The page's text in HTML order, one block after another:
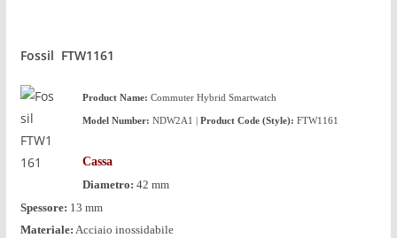
Fossil FTW1161
ProductName: Commuter Hybrid Smartwatch
Model Number: NDW2A1 | Product Code (Style): FTW1161
Cassa
Diametro: 42 mm
Spessore: 13 mm
Materiale: Acciaio inossidabile